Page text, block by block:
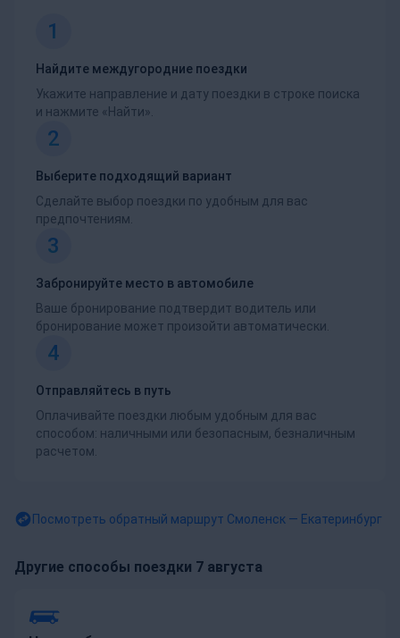
1
Найдите междугородние поездки
Укажите направление и дату поездки в строке поиска
и нажмите «Найти».
2
Выберите подходящий вариант
Сделайте выбор поездки по удобным для вас
предпочтениям.
3
Забронируйте место в автомобиле
Ваше бронирование подтвердит водитель или
бронирование может произойти автоматически.
4
Отправляйтесь в путь
Оплачивайте поездки любым удобным для вас
способом: наличными или безопасным, безналичным
расчетом.
Посмотреть обратный маршрут Смоленск — Екатеринбург
Другие способы поездки 7 августа